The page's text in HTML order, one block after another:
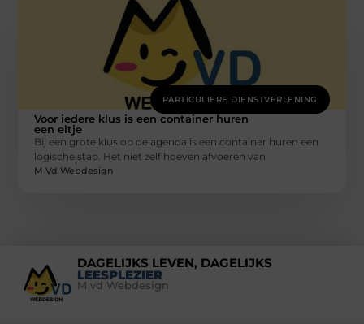
PARTICULIERE DIENSTVERLENING
Voor iedere klus is een container huren
een eitje
Bij een grote klus op de agenda is een container huren een
logische stap. Het niet zelf hoeven afvoeren van
M Vd Webdesign
DAGELIJKS LEVEN, DAGELIJKS
LEESPLEZIER
M vd Webdesign